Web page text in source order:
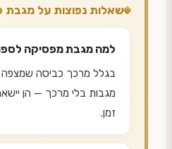
שאלות נפוצות על מגבת
למה מגבת מפסיקה
בגלל מרכך כביסה
מגבות בלי מרכך — הן
זמן.